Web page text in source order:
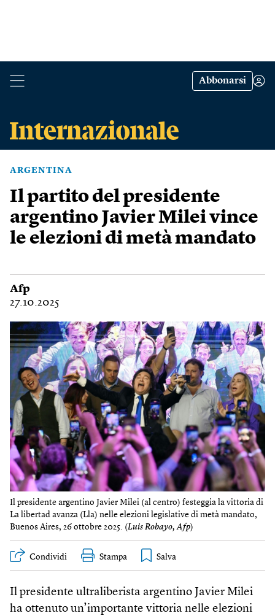
Abbonarsi
ARGENTINA
Il partito del presidente
argentino Javier Milei vince
le elezioni di metà mandato
Afp
27.10.2025
Il presidente argentino Javier Milei (al centro) festeggia la vittoria di
La libertad avanza (Lla) nelle elezioni legislative di metà mandato,
Buenos Aires, 26 ottobre 2025. (Luis Robayo, Afp)
Condividi Stampa
Il presidente ultraliberista argentino Javier Milei
ha ottenuto un’importante vittoria nelle elezioni